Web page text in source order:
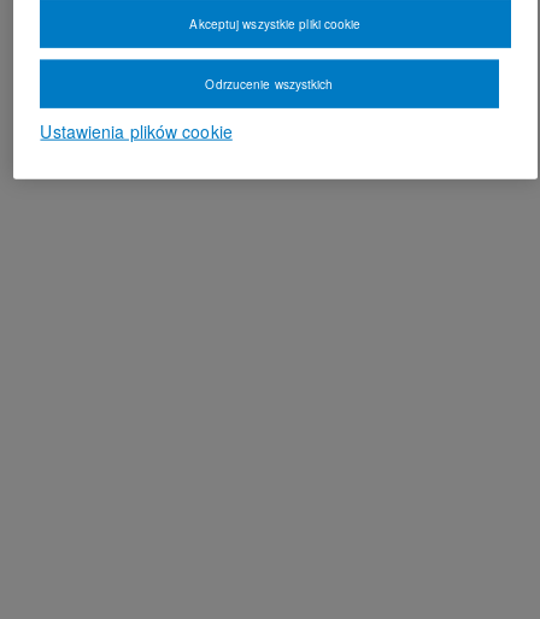
Ustawienia plików cookie
Odrzucenie wszystkich
Akceptuj wszystkie pliki cookie